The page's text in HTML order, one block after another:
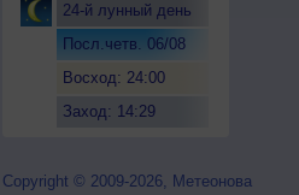
24-й лунный день
Посл.четв. 06/08
Восход: 24:00
Заход: 14:29
Copyright © 2009-2026, Метеонова